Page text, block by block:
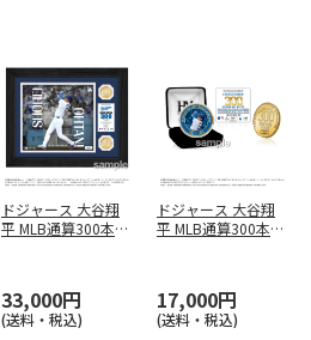
ドジャース 大谷翔
平 MLB通算300本塁
33,000円
(送料・税込)
ドジャース 大谷翔
平 MLB通算300本塁
17,000円
(送料・税込)